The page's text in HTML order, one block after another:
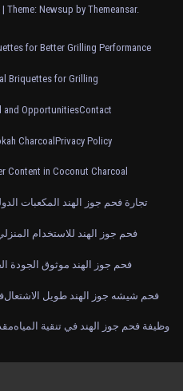
| Theme: Newsup by Themeansar.
for Better Grilling Performance
Briquettes for Grilling
and OpportunitiesContact
CharcoalPrivacy Policy
Content in Coconut Charcoal
تجارة فحم جوز الهند المكعبات
فحم جوز الهند للاستخدام
فحم جوز الهند موثوق الجودة
فحم شيشه جوز الهند طويل الاشتعال
وظيفة فحم جوز الهند في تنقية المياه